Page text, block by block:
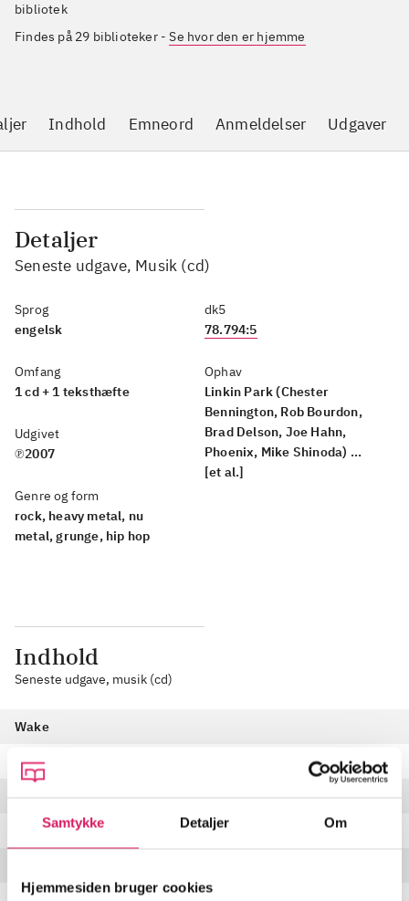
Samtykke Detaljer Om
Hjemmesiden bruger cookies
bibliotek
Findes på 29 biblioteker-Se hvor den er hjemme
Indhold Emneord Anmeldelser Udgaver
Detaljer
Seneste udgave, Musik (cd)
Sprog
engelsk
Omfang
1 cd + 1 teksthæfte
Udgivet
℗2007
Genre og form
rock, heavy metal, nu
metal, grunge, hip hop
dk5
78.794:5
Ophav
Linkin Park (Chester
Bennington, Rob Bourdon,
Brad Delson, Joe Hahn,
Phoenix, Mike Shinoda) ...
[et al.]
Indhold
Seneste udgave, musik (cd)
Wake
Given up
Bleed it out